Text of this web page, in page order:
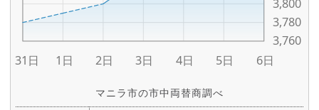
マニラ市の市中両替商調べ